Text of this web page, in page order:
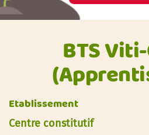
BTS
Etablissement
Centre constitutif